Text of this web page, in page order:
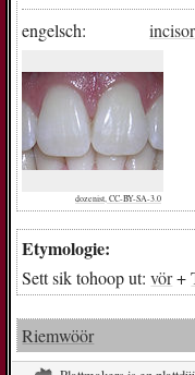
engelsch:
incisor
dozenist, CC-BY-SA-3.0
Etymologie:
Sett sik tohoop ut:vör+
Riemwöör